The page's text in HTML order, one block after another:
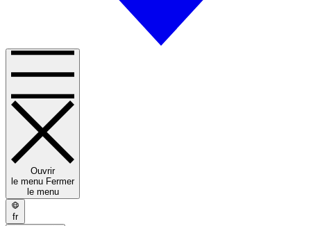
Ouvrir
le menu Fermer
le menu
fr